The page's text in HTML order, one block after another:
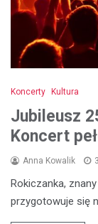
Koncerty Kultura
Jubileusz
Koncert
Anna Kowalik
Rokiczanka,
przygotowuje się